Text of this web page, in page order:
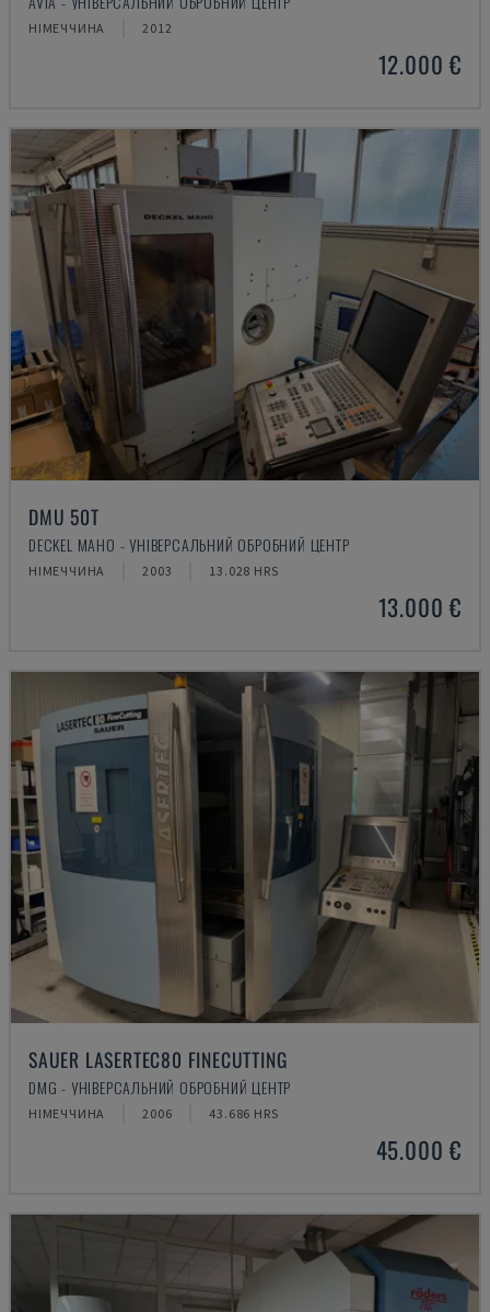
НІМЕЧЧИНА 2012
12.000 €
DMU 50T
DECKEL MAHO - УНІВЕРСАЛЬНИЙ ОБРОБНИЙ ЦЕНТР
НІМЕЧЧИНА 2003 13.028 HRS
13.000 €
SAUER LASERTEC80 FINECUTTING
DMG - УНІВЕРСАЛЬНИЙ ОБРОБНИЙ ЦЕНТР
НІМЕЧЧИНА 2006 43.686 HRS
45.000 €